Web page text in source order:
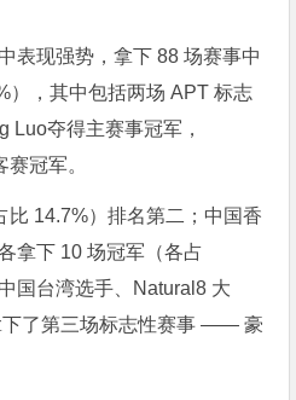
表现强势，拿下 88 场赛事中
），其中包括两场 APT 标志
夺得主赛事冠军，
冠军。
比 14.7%）排名第二；中国香
拿下 10 场冠军（各占
国台湾选手、Natural8 大
下了第三场标志性赛事 —— 豪